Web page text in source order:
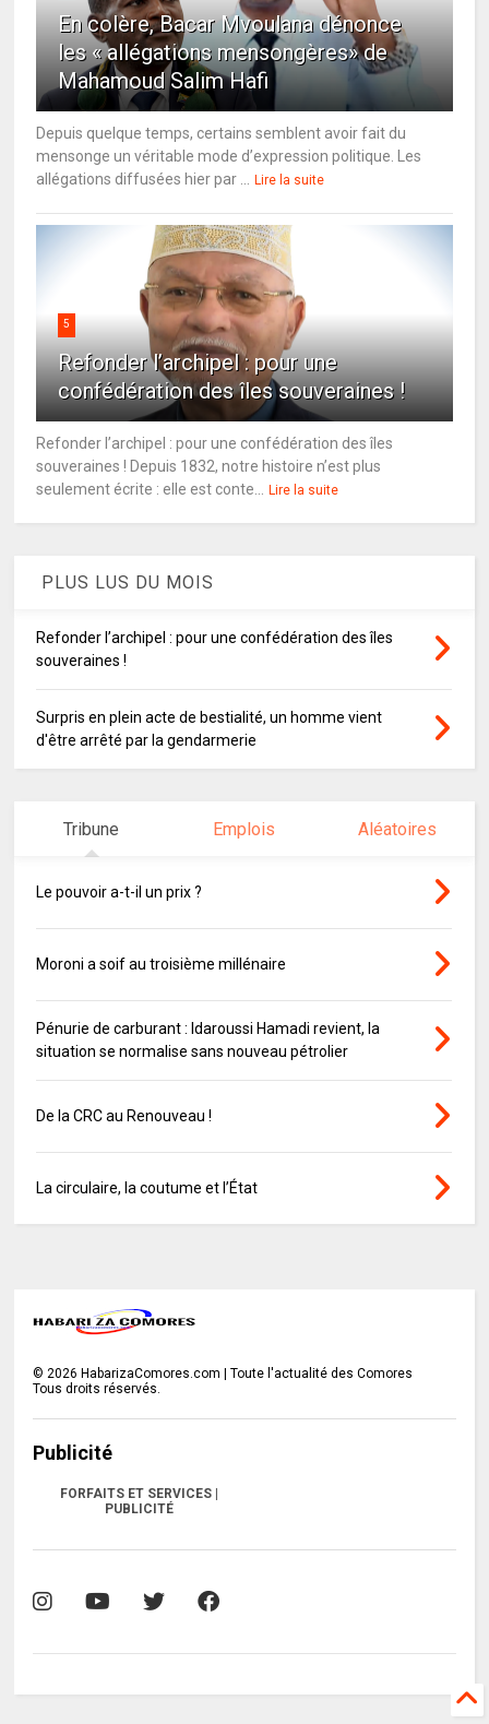
En colère, Bacar Mvoulana dénonce
les « allégations mensongères» de
Mahamoud Salim Hafi
Depuis quelque temps, certains semblent avoir fait du
mensonge un véritable mode d’expression politique. Les
allégations diffusées hier par ...
Lire la suite
5
Refonder l’archipel : pour une
confédération des îles souveraines !
Refonder l’archipel : pour une confédération des îles
souveraines ! Depuis 1832, notre histoire n’est plus
seulement écrite : elle est conte...
Lire la suite
PLUS LUS DU MOIS
Refonder l’archipel : pour une confédération des îles
souveraines !
Surpris en plein acte de bestialité, un homme vient
d'être arrêté par la gendarmerie
Tribune Emplois Aléatoires
Le pouvoir a-t-il un prix ?
Moroni a soif au troisième millénaire
Pénurie de carburant : Idaroussi Hamadi revient, la
situation se normalise sans nouveau pétrolier
De la CRC au Renouveau !
La circulaire, la coutume et l’État
©2026 HabarizaComores.com | Toute l'actualité des Comores
Tous droits réservés.
Publicité
FORFAITS ET SERVICES |
PUBLICITÉ